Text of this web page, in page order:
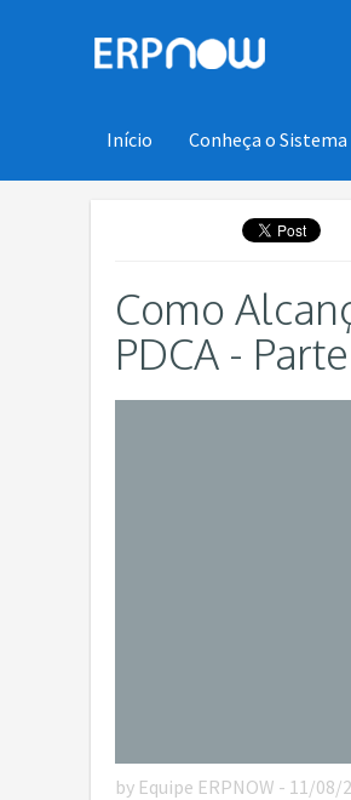
Início Conheça o Sistema
Como
PDCA -
by Equipe ERPNOW - 11/08/